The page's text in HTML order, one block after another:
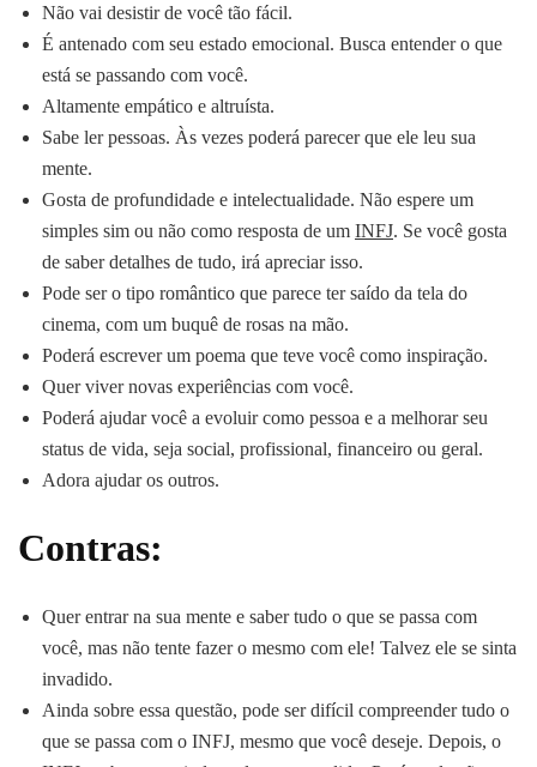
Não vai desistir de você tão fácil.
É antenado com seu estado emocional. Busca entender o que
está se passando com você.
Altamente empático e altruísta.
Sabe ler pessoas. Às vezes poderá parecer que ele leu sua
mente.
Gosta de profundidade e intelectualidade. Não espere um
simples sim ou não como resposta de um INFJ. Se você gosta
de saber detalhes de tudo, irá apreciar isso.
Pode ser o tipo romântico que parece ter saído da tela do
cinema, com um buquê de rosas na mão.
Poderá escrever um poema que teve você como inspiração.
Quer viver novas experiências com você.
Poderá ajudar você a evoluir como pessoa e a melhorar seu
status de vida, seja social, profissional, financeiro ou geral.
Adora ajudar os outros.
Contras:
Quer entrar na sua mente e saber tudo o que se passa com
você, mas não tente fazer o mesmo com ele! Talvez ele se sinta
invadido.
Ainda sobre essa questão, pode ser difícil compreender tudo o
que se passa com o INFJ, mesmo que você deseje. Depois, o